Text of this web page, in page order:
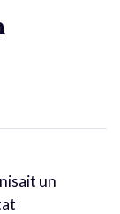
un